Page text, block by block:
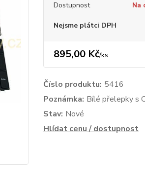
Dostupnost Na
Nejsme plátci DPH
895,00 Kč/ks
Číslo produktu: 5416
Poznámka: Bílé přelepky s
Stav: Nové
Hlídat cenu / dostupnost